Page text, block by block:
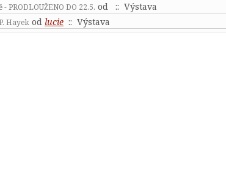
PRODLOUŽENO DO 22.5. od :: Výstava
Hayek od lucie :: Výstava